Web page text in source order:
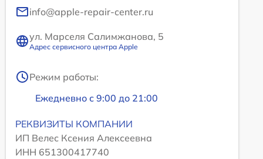
info@apple-repair-center.ru
ул. Марселя Салимжанова, 5
Адрес сервисного центра Apple
Режим работы:
Ежедневно с 9:00 до 21:00
РЕКВИЗИТЫ КОМПАНИИ
ИП Велес Ксения Алексеевна
ИНН 651300417740